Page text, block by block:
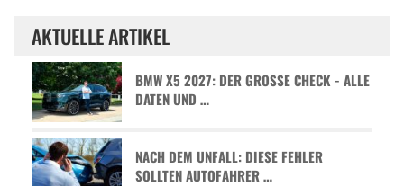
AKTUELLE ARTIKEL
BMW X5 2027: DER GROSSE CHECK - ALLE D
ATEN UND …
NACH DEM UNFALL: DIESE FEHLER
SOLLTEN AUTOFAHRER …